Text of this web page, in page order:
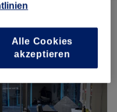
Alle Cookies
akzeptieren